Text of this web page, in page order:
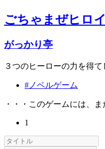
ごちゃまぜヒロ
がっかり亭
３つのヒーローの力を得
#ノベルゲーム
・・・このゲームには、
1